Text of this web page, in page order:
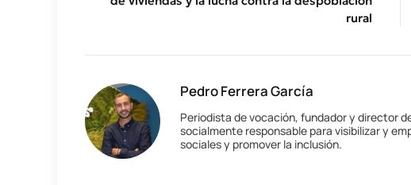
rural
Pedro Ferrera García
Periodista de vocación, fundador y director
socialmente responsable para visibilizar y
sociales y promover la inclusión.